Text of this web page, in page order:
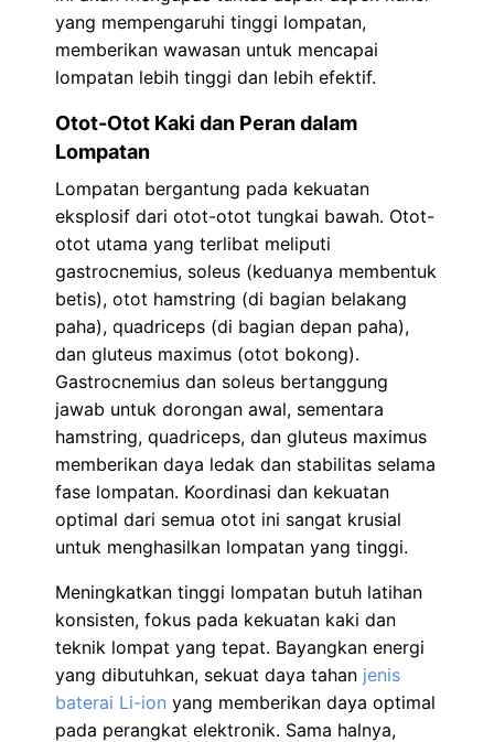
yang mempengaruhi tinggi lompatan,
memberikan wawasan untuk mencapai
lompatan lebih tinggi dan lebih efektif.
Otot-Otot Kaki dan Peran dalam
Lompatan
Lompatan bergantung pada kekuatan
eksplosif dari otot-otot tungkai bawah. Otot-
otot utama yang terlibat meliputi
gastrocnemius, soleus (keduanya membentuk
betis), otot hamstring (di bagian belakang
paha), quadriceps (di bagian depan paha),
dan gluteus maximus (otot bokong).
Gastrocnemius dan soleus bertanggung
jawab untuk dorongan awal, sementara
hamstring, quadriceps, dan gluteus maximus
memberikan daya ledak dan stabilitas selama
fase lompatan. Koordinasi dan kekuatan
optimal dari semua otot ini sangat krusial
untuk menghasilkan lompatan yang tinggi.
Meningkatkan tinggi lompatan butuh latihan
konsisten, fokus pada kekuatan kaki dan
teknik lompat yang tepat. Bayangkan energi
yang dibutuhkan, sekuat daya tahan jenis
baterai Li-ion yang memberikan daya optimal
pada perangkat elektronik. Sama halnya,